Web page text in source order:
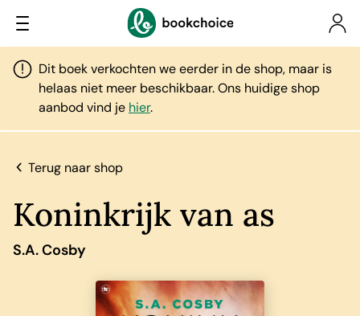
Dit boek verkochten we eerder in de shop, maar is
helaas niet meer beschikbaar. Ons huidige shop
aanbod vind je hier.
Terug naar shop
Koninkrijk van as
S.A. Cosby